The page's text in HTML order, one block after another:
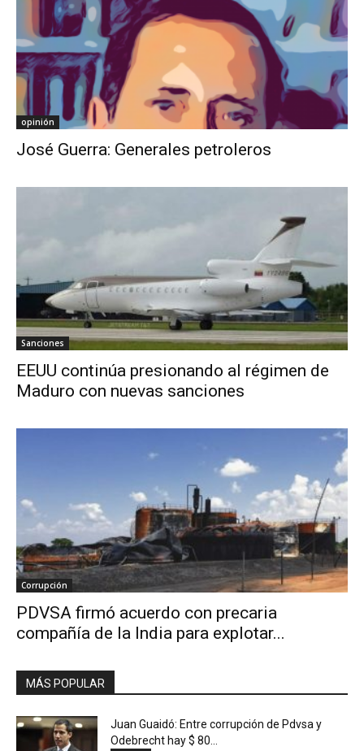
opinión
José Guerra: Generales petroleros
Sanciones
EEUU continúa presionando al régimen de
Maduro con nuevas sanciones
Corrupción
PDVSA firmó acuerdo con precaria
compañía de la India para explotar...
MÁS POPULAR
Juan Guaidó: Entre corrupción de Pdvsa y
Odebrecht hay $ 80...